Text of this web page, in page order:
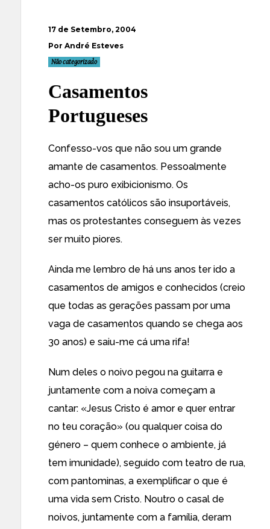
17 de Setembro, 2004
Por André Esteves
Não categorizado
Casamentos
Portugueses
Confesso-vos que não sou um grande
amante de casamentos. Pessoalmente
acho-os puro exibicionismo. Os
casamentos católicos são insuportáveis,
mas os protestantes conseguem às vezes
ser muito piores.
Ainda me lembro de há uns anos ter ido a
casamentos de amigos e conhecidos (creio
que todas as gerações passam por uma
vaga de casamentos quando se chega aos
30 anos) e saiu-me cá uma rifa!
Num deles o noivo pegou na guitarra e
juntamente com a noiva começam a
cantar: «Jesus Cristo é amor e quer entrar
no teu coração» (ou qualquer coisa do
género – quem conhece o ambiente, já
tem imunidade), seguido com teatro de rua,
com pantominas, a exemplificar o que é
uma vida sem Cristo. Noutro o casal de
noivos, juntamente com a família, deram